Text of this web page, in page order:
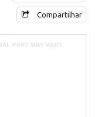
Compartilhar